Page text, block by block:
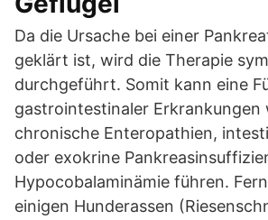
Da die Ursache bei einer
geklärt ist, wird die Therapie
durchgeführt. Somit kann eine
gastrointestinaler Erkrankungen
chronische Enteropathien,
oder exokrine
Hypocobalaminämie führen.
einigen Hunderassen